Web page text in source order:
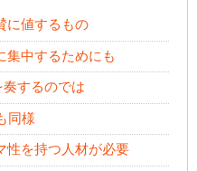
に値するもの
集中するためにも
するのでは
同様
性を持つ人材が必要